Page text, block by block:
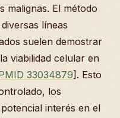
malignas. El método
líneas
suelen demostrar
viabilidad celular en
33034879]. Esto
los
interés en el